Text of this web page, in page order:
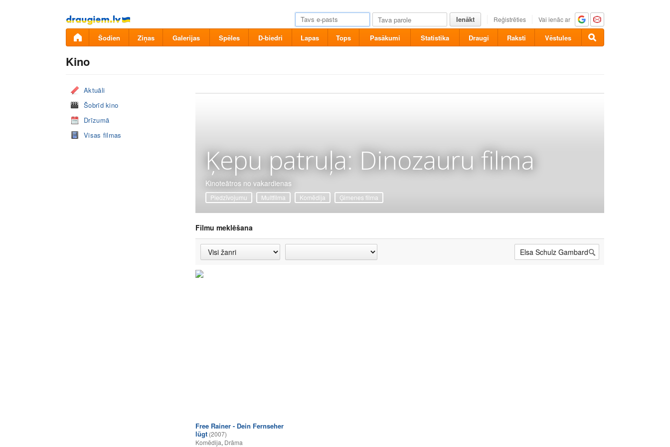
Pāriet
uz
saturu
Ienākt Reģistrēties Vai ienāc ar
Šodien Ziņas Galerijas Spēles D-biedri Lapas Tops Pasākumi Statistika Draugi Raksti Vēstules
Kino
Aktuāli
Šobrīd kino
Drīzumā
Visas filmas
Ķepu patruļa: Dinozauru filma
Kinoteātros no vakardienas
Piedzīvojumu Multfilma Komēdija Ģimenes filma
Filmu meklēšana
Free Rainer - Dein Fernseher
lügt (2007)
Komēdija, Drāma